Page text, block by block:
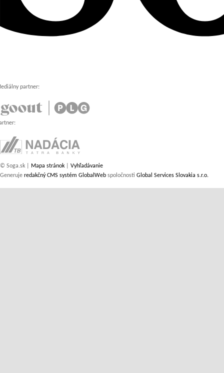
partner:
© Soga.sk | Mapa stránok
Vyhľadávanie
Generuje redakčný CMS systém GlobalWeb spoločnosti Global Services Slovakia s.r.o.